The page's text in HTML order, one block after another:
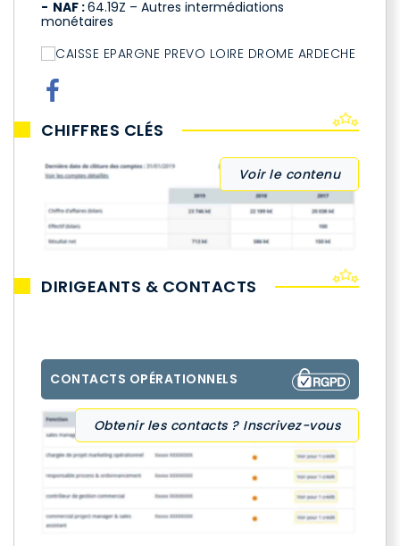
NAF :64.19Z – Autres intermédiations
monétaires
CHIFFRES CLÉS
Voir le contenu
DIRIGEANTS & CONTACTS
CONTACTS OPÉRATIONNELS
Obtenir les contacts ? Inscrivez-vous